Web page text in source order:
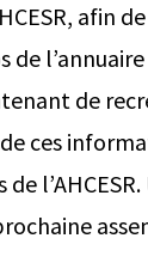
afin
de
ces